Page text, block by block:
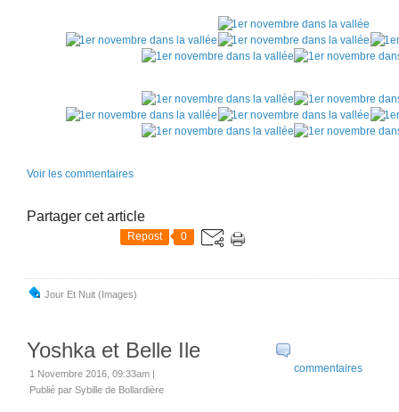
Voir les commentaires
Partager cet article
Repost 0
Jour Et Nuit (images)
commentaires
Yoshka et Belle Ile
1 Novembre 2016, 09:33am |
Publié par Sybille de Bollardière